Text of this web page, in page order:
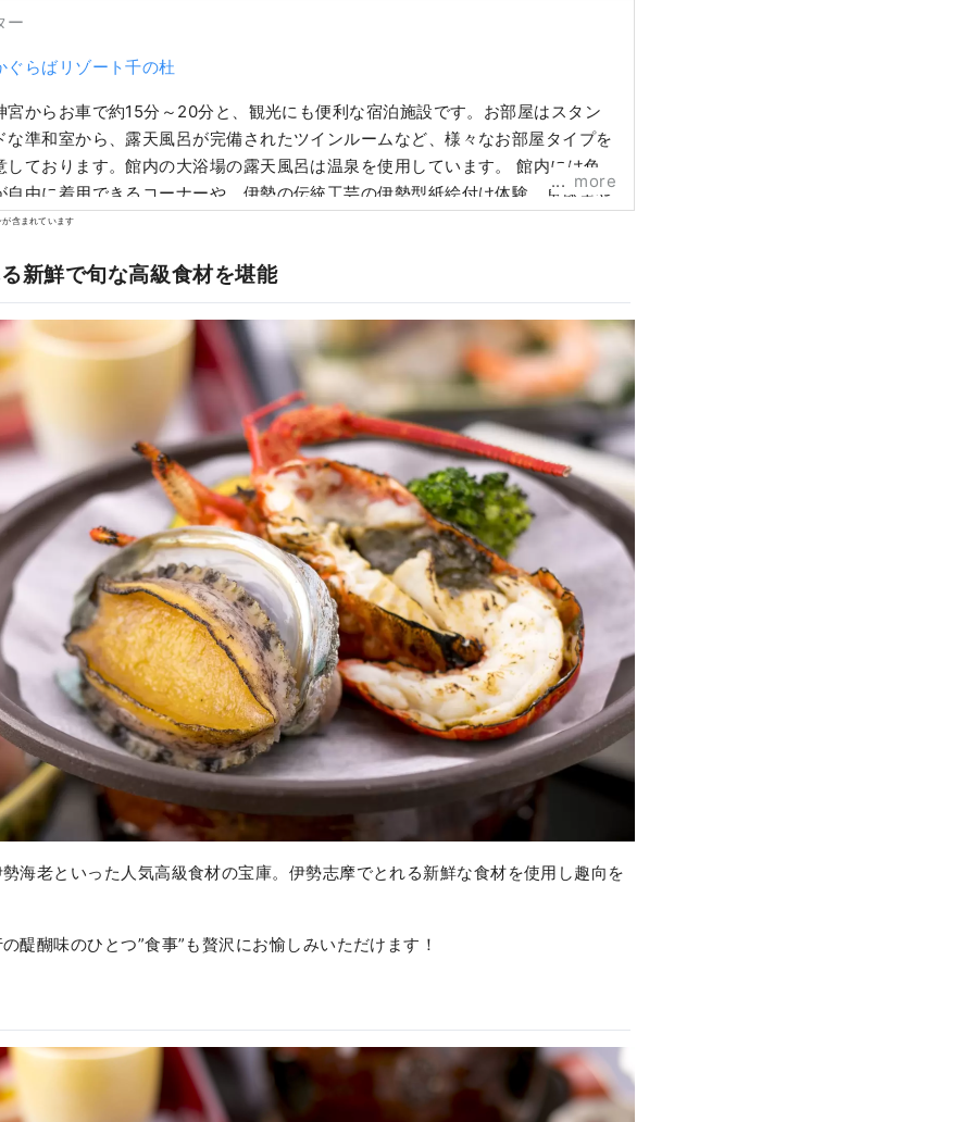
ー
ぐらばリゾート千の杜
宮からお車で約15分～20分と、観光にも便利な宿泊施設です。お部屋はスタン
な準和室から、露天風呂が完備されたツインルームなど、様々なお部屋タイプを
しております。館内の大浴場の露天風呂は温泉を使用しています。 館内には色
自由に着用できるコーナーや、伊勢の伝統工芸の伊勢型紙絵付け体験、卓球室や
ードなどアクティビティも充実しています。
more
含まれています
新鮮で旬な高級食材を堪能
海老といった人気高級食材の宝庫。伊勢志摩でとれる新鮮な食材を使用し趣向を
醍醐味のひとつ”食事”も贅沢にお愉しみいただけます！